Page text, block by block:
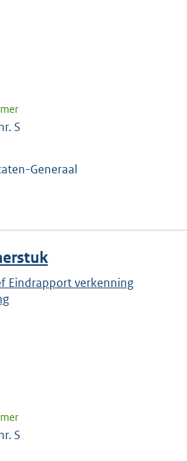
S
Generaal
Eindrapport verkenning
S